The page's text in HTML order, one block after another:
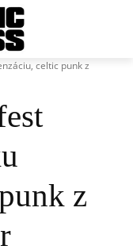
celtic punk z
z